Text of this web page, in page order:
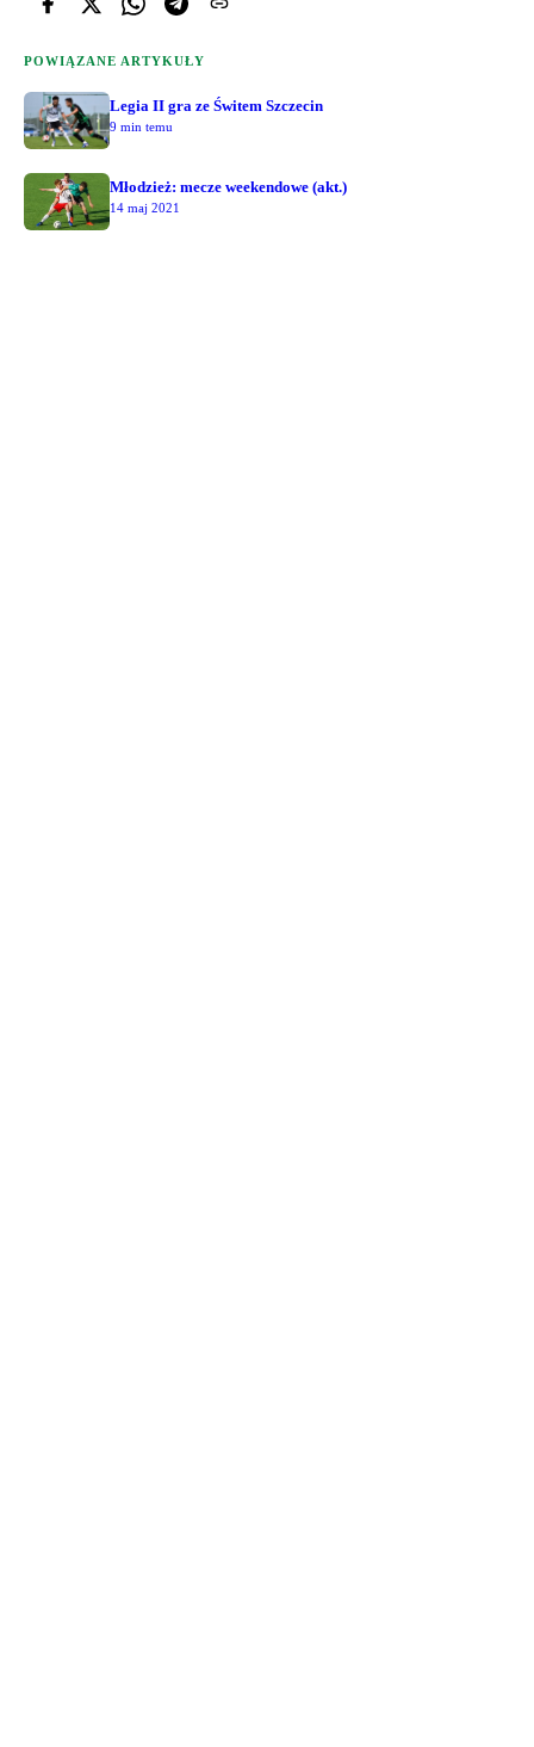
POWIĄZANE ARTYKUŁY
Legia II gra ze Świtem Szczecin
9 min temu
Młodzież: mecze weekendowe (akt.)
14 maj 2021